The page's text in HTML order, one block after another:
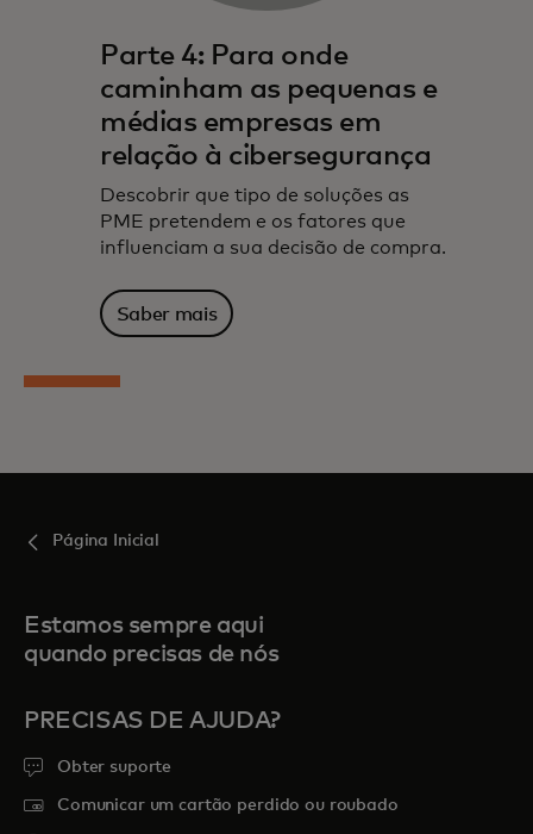
Parte 4: Para onde
caminham as pequenas e
médias empresas em
relação à cibersegurança
Descobrir que tipo de soluções as
PME pretendem e os fatores que
influenciam a sua decisão de compra.
Saber mais
Página Inicial
Estamos sempre aqui
quando precisas de nós
PRECISAS DE AJUDA?
Obter suporte
Comunicar um cartão perdido ou roubado